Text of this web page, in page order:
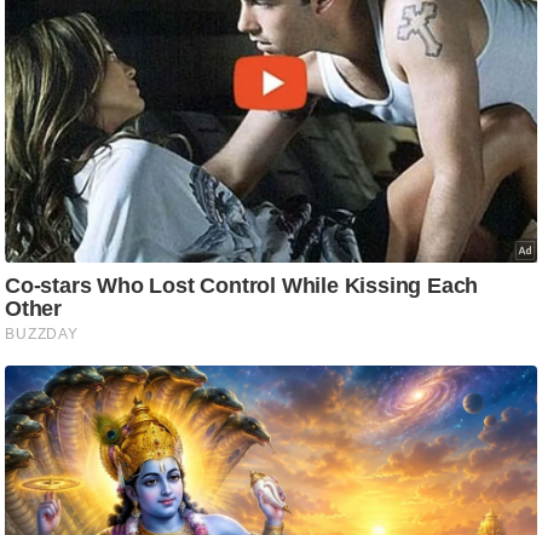
ष
प्र
भु
म
हि
मा
/
ध
र्म
स्थ
व्र
त
त्यो
हा
र